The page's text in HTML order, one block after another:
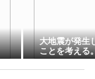
大地震が発生
ことを考える
ることはない